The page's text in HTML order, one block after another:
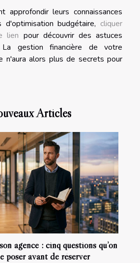
approfondir leurs connaissances
budgétaire, cliquer
lien pour découvrir des astuces
La gestion financière de votre
n'aura alors plus de secrets pour
Articles
agence : cinq questions qu’on
poser avant de réserver